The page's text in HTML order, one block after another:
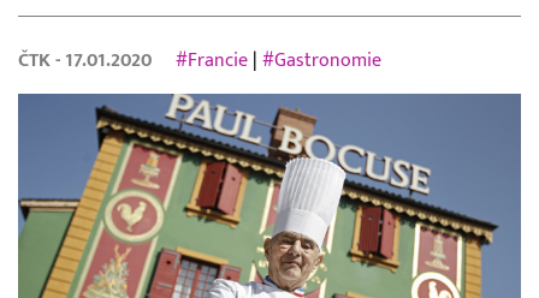
ČTK - 17.01.2020 #Francie |#Gastronomie